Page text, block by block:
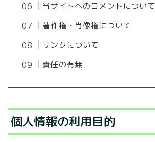
当サイトへのコメントについて
著作権・肖像権について
リンクについて
責任の有無
個人情報の利用目的